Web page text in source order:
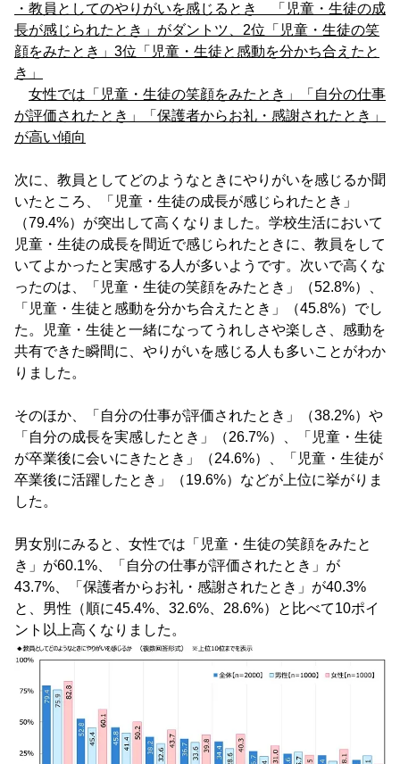
・教員としてのやりがいを感じるとき 「児童・生徒の成
長が感じられたとき」がダントツ、 2位「児童・生徒の笑
顔をみたとき」3位「児童・生徒と感動を分かち合えたと
き」
女性では「児童・生徒の笑顔をみたとき」「自分の仕事
が評価されたとき」「保護者からお礼・感謝されたとき」
が高い傾向
次に、教員としてどのようなときにやりがいを感じるか聞
いたところ、「児童・生徒の成長が感じられたとき」
（79.4%）が突出して高くなりました。学校生活において
児童・生徒の成長を間近で感じられたときに、教員をして
いてよかったと実感する人が多いようです。次いで高くな
ったのは、「児童・生徒の笑顔をみたとき」（52.8%）、
「児童・生徒と感動を分かち合えたとき」（45.8%）でし
た。児童・生徒と一緒になってうれしさや楽しさ、感動を
共有できた瞬間に、やりがいを感じる人も多いことがわか
りました。
そのほか、「自分の仕事が評価されたとき」（38.2%）や
「自分の成長を実感したとき」（26.7%）、「児童・生徒
が卒業後に会いにきたとき」（24.6%）、「児童・生徒が
卒業後に活躍したとき」（19.6%）などが上位に挙がりま
した。
男女別にみると、女性では「児童・生徒の笑顔をみたと
き」が60.1%、「自分の仕事が評価されたとき」が
43.7%、「保護者からお礼・感謝されたとき」が40.3%
と、男性（順に45.4%、32.6%、28.6%）と比べて10ポイ
ント以上高くなりました。